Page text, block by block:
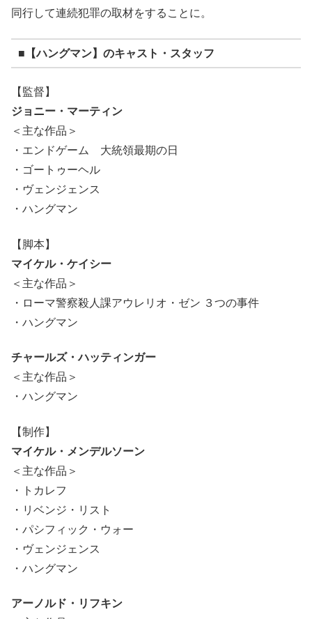
同行して連続犯罪の取材をすることに。
■【ハングマン】のキャスト・スタッフ
【監督】
ジョニー・マーティン
＜主な作品＞
・エンドゲーム 大統領最期の日
・ゴートゥーヘル
・ヴェンジェンス
・ハングマン
【脚本】
マイケル・ケイシー
＜主な作品＞
・ローマ警察殺人課アウレリオ・ゼン ３つの事件
・ハングマン
チャールズ・ハッティンガー
＜主な作品＞
・ハングマン
【制作】
マイケル・メンデルソーン
＜主な作品＞
・トカレフ
・リベンジ・リスト
・パシフィック・ウォー
・ヴェンジェンス
・ハングマン
アーノルド・リフキン